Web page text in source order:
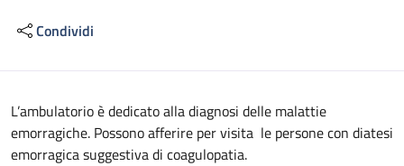
Condividi
Descrizione
L’ambulatorio è dedicato alla diagnosi delle malattie
emorragiche. Possono afferire per visita le persone con diatesi
emorragica suggestiva di coagulopatia.